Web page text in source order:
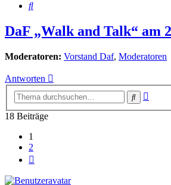
Suche
DaF „Walk and Talk“ am
Moderatoren: Vorstand Daf, Moderatoren
Antworten
Suche
18 Beiträge
1
2